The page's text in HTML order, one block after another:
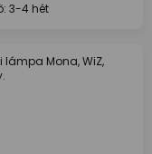
3-4 hét
lámpa Mona, WiZ,